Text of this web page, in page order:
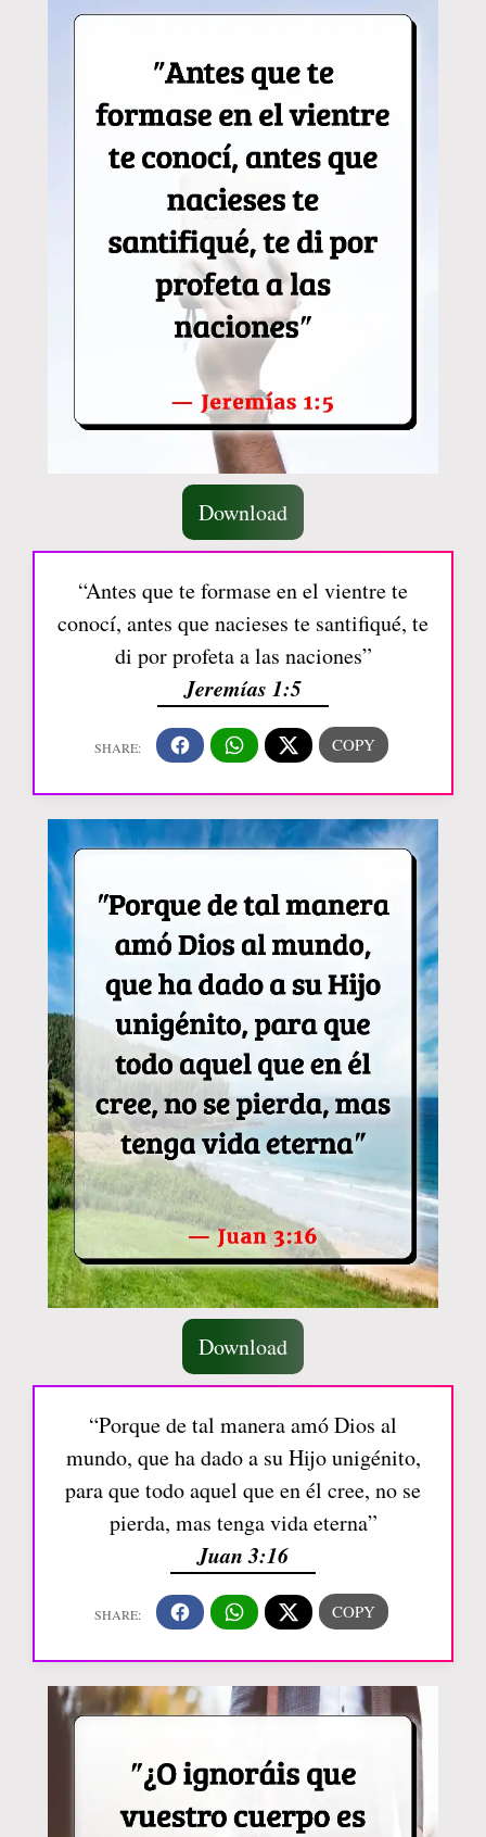
Download
“Antes que te formase en el vientre te
conocí, antes que nacieses te santifiqué, te
di por profeta a las naciones”
Jeremías 1:5
Download
“Porque de tal manera amó Dios al
mundo, que ha dado a su Hijo unigénito,
para que todo aquel que en él cree, no se
pierda, mas tenga vida eterna”
Juan 3:16